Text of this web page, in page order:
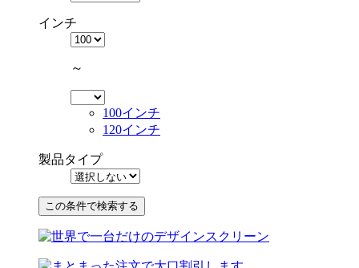
インチ
～
100インチ
120インチ
製品タイプ